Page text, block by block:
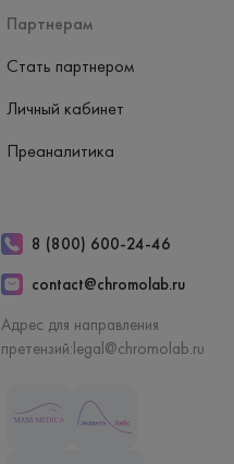
Партнерам
Стать партнером
Личный кабинет
Преаналитика
8 (800) 600-24-46
contact@chromolab.ru
Адрес для направления
претензий:legal@chromolab.ru